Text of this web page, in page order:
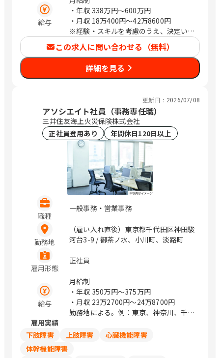
号 （近江伊吹館 1階） 滋賀県彦根市大
東町14番25号 （上野第Ⅶビル 3階） 京
都府京都市中京区烏丸通御池下る梅屋町
358番地 （アーバネックス御池ビル西館
6階） 京都府福知山市厚東町2 京都府木
津川市兜台6丁目6－4 （総合住宅研究所
内） 大阪府大阪市北区大淀中1－1－30
（梅田スカイビルタワーウエスト34階）
市新町一丁目10番1号 （レジデンス櫂枚
方駅前102号） 大阪府堺市北区長曽根町
3047番地12 大阪府岸和田市土生町3丁
目17番32号 松本ビル 大阪市北区大淀中
1-1-93 （梅田スカイビルガーデンシッ
クス3階） 兵庫県明石市大明石町2丁目
1-32 （ラ スーノ明石公園前ビル） 兵庫
県姫路市東延末1-1 （姫路NKビル1F）
兵庫県西宮市両度町6－30 和歌山県和歌
山市杉ノ馬場一丁目1番地FK
番27号 島根県松江市嫁島町10－15 岡山
市白楽町587-3 広島県広島市安佐南区西
原5-16-6 （ケイ・テイ ビル3F） 山口県
下関市綾羅木本町3丁目13-9 山口県山口
町一丁目8-1 愛媛県松山市生石町130-1
高知県高知市杉井流21番10号 福岡県福
岡市博多区御供所町1-1 （西鉄祇園ビ
ル） 福岡県北九州市小倉北区京町三丁
福岡県久留米市合川町1925番1号 （中央
浜市神奈川区、愛知県配属の場合は愛知
県名古屋市中区、大阪府配属の場合は大
阪府大阪市北区、京都府配属の場合は京
都府京都市中京区、兵庫県配属の場合は
兵庫県神戸市中央区、岡山県配属の場合
は岡山県岡山市北区、広島県配属の場合
は広島県広島市中区、福岡県配属の場合
は福岡県福岡市中央区への配属となりま
給与
・年収 338万円〜600万円
・月収 18万400円〜42万8600円
※経験・スキルを考慮のうえ、決定いた
します。
この求人に問い合わせる（無料）
詳細を見る
更新日： 2026/07/08
アソシエイト社員（事務専任職）
三井住友海上火災保険株式会社
正社員登用あり
年間休日120日以上
職種
一般事務・営業事務
勤務地
（雇い入れ直後）東京都千代田区神田駿
河台3-9 / 御茶ノ水、小川町、淡路町
雇用形態
正社員
給与
月給制
・年収 350万円〜375万円
・月収 23万2700円〜24万8700円
勤務地による。例：東京、神奈川、千
雇用実績
下肢障害
上肢障害
心臓機能障害
体幹機能障害